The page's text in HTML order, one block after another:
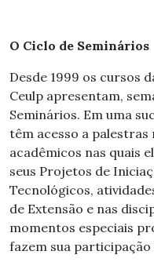
O Ciclo de Seminários
Desde 1999 os cursos
Ceulp apresentam,
Seminários. Em uma
têm acesso a
acadêmicos nas quais
seus Projetos de
Tecnológicos,
de Extensão e nas
momentos especiais
fazem sua participação